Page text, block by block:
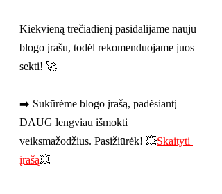
Kiekvieną trečiadienį pasidalijame nauju
blogo įrašu, todėl rekomenduojame juos
sekti! 🚀
➡️ Sukūrėme blogo įrašą, padėsiantį
DAUG lengviau išmokti
veiksmažodžius. Pasižiūrėk! 💥Skaityti
įrašą💥